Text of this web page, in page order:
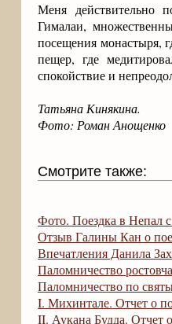
Меня действительно
Гималаи,
посещения монастыря,
пещер, где
спокойствие и
Татьяна Кинякина.
Фото: Роман Анощенко
Смотрите также:
Фото. Поездка в Непал
Отзыв Галины Кан о
Впечатления Данила
Паломничество
Паломничество по
I. Михинтале. Отчет о
II. Аукана Будда. Отчет